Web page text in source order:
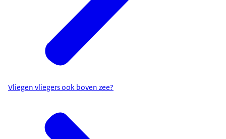
Vliegen vliegers ook boven zee?